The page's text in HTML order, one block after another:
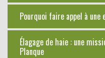
Pourquoi faire appel à une
Élagage de haie : une
Planque